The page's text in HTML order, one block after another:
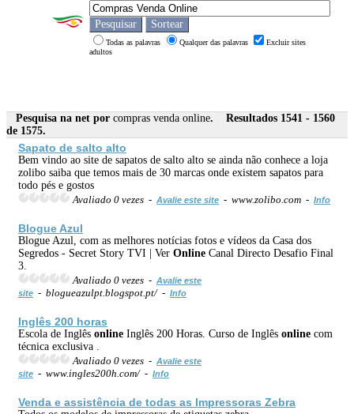
Todas as palavras Qualquer das palavras
Excluir sites
adultos
Pesquisa na net por compras venda online. Resultados 1541 - 1560
de 1575.
Sapato de salto alto
Bem vindo ao site de sapatos de salto alto se ainda não conhece a loja
zolibo saiba que temos mais de 30 marcas onde existem sapatos para
todo pés e gostos
Avaliado 0 vezes - Avalie este site - www.zolibo.com - Info
Blogue Azul
Blogue Azul, com as melhores notícias fotos e vídeos da Casa dos
Segredos - Secret Story TVI | Ver Online Canal Directo Desafio Final
3.
Avaliado 0 vezes - Avalie este
site - blogueazulpt.blogspot.pt/ - Info
Inglês 200 horas
Escola de Inglês online Inglês 200 Horas. Curso de Inglês online com
técnica exclusiva .
Avaliado 0 vezes - Avalie este
site - www.ingles200h.com/ - Info
Venda e assistência de todas as Impressoras Zebra